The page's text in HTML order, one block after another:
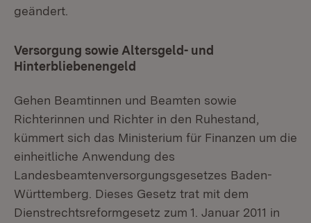
geändert.
Versorgung sowie Altersgeld- und
Hinterbliebenengeld
Gehen Beamtinnen und Beamten sowie
Richterinnen und Richter in den Ruhestand,
kümmert sich das Ministerium für Finanzen um die
einheitliche Anwendung des
Landesbeamtenversorgungsgesetzes Baden-
Württemberg. Dieses Gesetz trat mit dem
Dienstrechtsreformgesetz zum 1. Januar 2011 in